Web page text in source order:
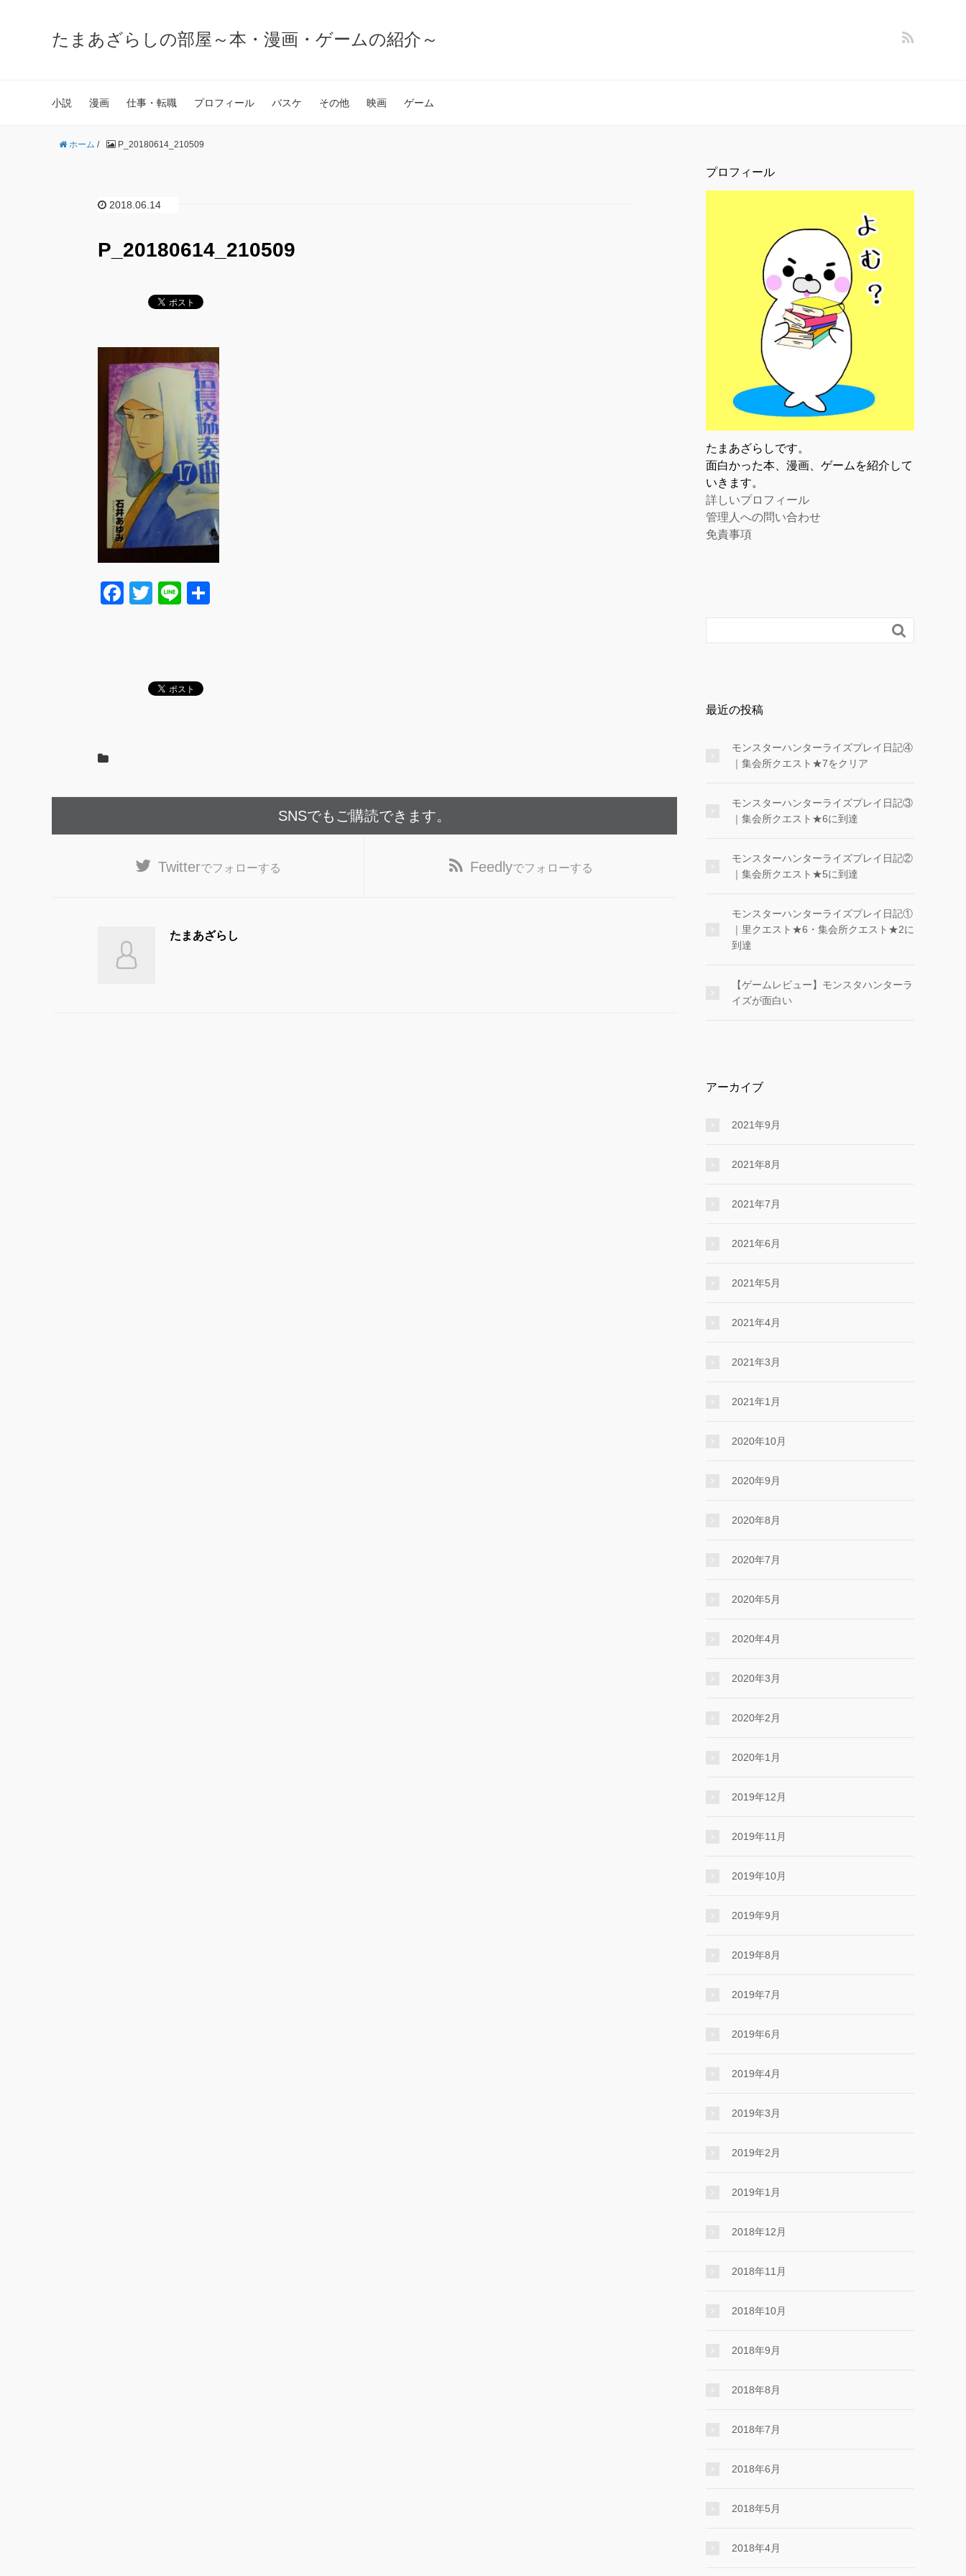
たまあざらしの部屋～本・漫画・ゲームの紹介～
小説 漫画 仕事・転職 プロフィール バスケ その他 映画 ゲーム
ホーム / P_20180614_210509
2018.06.14
P_20180614_210509
F
T
Li
SNSでもご購読できます。
Twitterでフォローする Feedlyでフォローする
たまあざらし
プロフィール
たまあざらしです。
面白かった本、漫画、ゲームを紹介して
いきます。
詳しいプロフィール
管理人への問い合わせ
免責事項

最近の投稿
モンスターハンターライズプレイ日記④
｜集会所クエスト★7をクリア
モンスターハンターライズプレイ日記③
｜集会所クエスト★6に到達
モンスターハンターライズプレイ日記②
｜集会所クエスト★5に到達
モンスターハンターライズプレイ日記①
｜里クエスト★6・集会所クエスト★2に
到達
【ゲームレビュー】モンスタハンターラ
イズが面白い
アーカイブ
2021年9月
2021年8月
2021年7月
2021年6月
2021年5月
2021年4月
2021年3月
2021年1月
2020年10月
2020年9月
2020年8月
2020年7月
2020年5月
2020年4月
2020年3月
2020年2月
2020年1月
2019年12月
2019年11月
2019年10月
2019年9月
2019年8月
2019年7月
2019年6月
2019年4月
2019年3月
2019年2月
2019年1月
2018年12月
2018年11月
2018年10月
2018年9月
2018年8月
2018年7月
2018年6月
2018年5月
2018年4月